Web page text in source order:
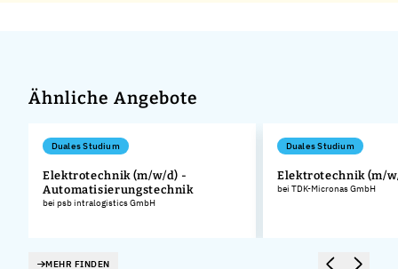
Ähnliche Angebote
Duales Studium
Elektrotechnik (m/w/d) -
Automatisierungstechnik
bei psb intralogistics GmbH
Duales Studium
Elektrotechnik (m/
bei TDK-Micronas GmbH
MEHR FINDEN